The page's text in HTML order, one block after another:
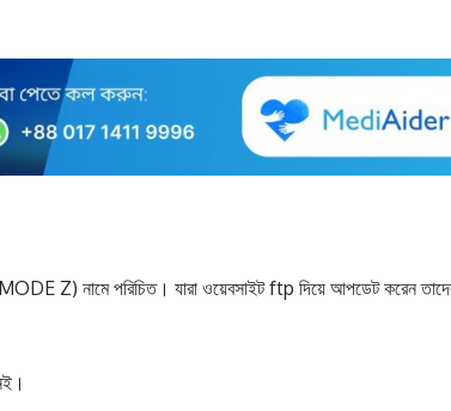
Z) নামে পরিচিত। যারা ওয়েবসাইট ftp দিয়ে আপডেট করেন